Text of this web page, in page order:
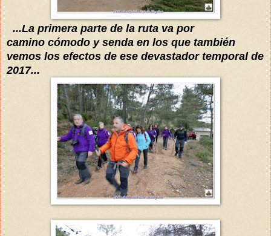
...La primera parte de la ruta va por
camino cómodo y senda en los que también
vemos los efectos de ese devastador temporal de
2017...